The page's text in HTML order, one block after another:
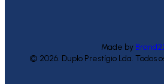
Made by
© 2026. Duplo Prestígio Lda. Todos